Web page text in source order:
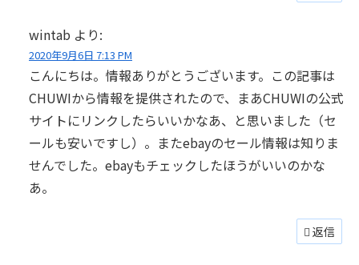
wintab より:
2020年9月6日 7:13 PM
こんにちは。情報ありがとうございます。この記事は
CHUWIから情報を提供されたので、まあCHUWIの公式
サイトにリンクしたらいいかなあ、と思いました（セ
ールも安いですし）。またebayのセール情報は知りま
せんでした。ebayもチェックしたほうがいいのかな
あ。
返信